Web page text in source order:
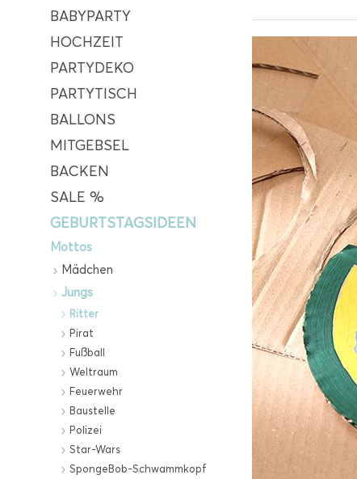
BABYPARTY
HOCHZEIT
PARTYDEKO
PARTYTISCH
BALLONS
MITGEBSEL
BACKEN
SALE %
GEBURTSTAGSIDEEN
Mottos
Mädchen
Jungs
Ritter
Pirat
Fußball
Weltraum
Feuerwehr
Baustelle
Polizei
Star-Wars
SpongeBob-Schwammkopf